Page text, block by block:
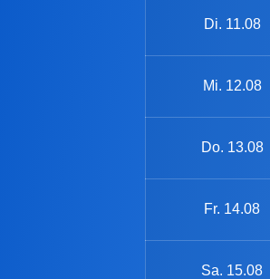
Di. 11.08
Mi. 12.08
Do. 13.08
Fr. 14.08
Sa. 15.08